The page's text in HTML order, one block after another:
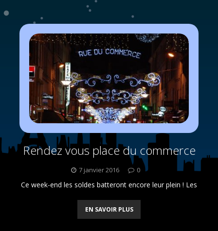
Rendez vous place du commerce
7 janvier 2016 0
Ce week-end les soldes batteront encore leur plein ! Les
EN SAVOIR PLUS